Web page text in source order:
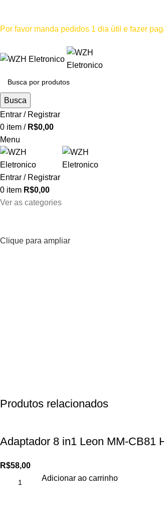
Por favor manda pedidos 1 dia útil e fazer
Busca
Entrar / Registrar
0 item / R$0,00
Menu
Entrar / Registrar
0 item R$0,00
Ver as categories
Clique para ampliar
Produtos relacionados
Adaptador 8 in1 Leon MM-CB81
R$58,00
Adicionar ao carrinho